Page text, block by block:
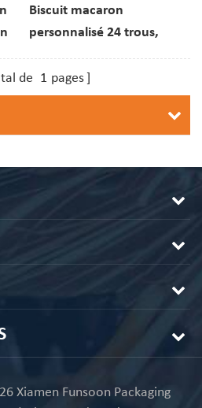
Biscuit macaron
personnalisé 24 trous,
plateau blister en
plastique
de 1 pages
Xiamen Funsoon Packaging